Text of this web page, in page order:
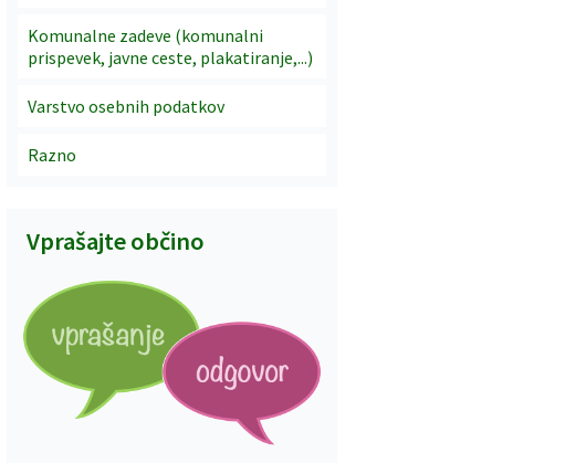
Komunalne zadeve (komunalni
prispevek, javne ceste, plakatiranje,...)
Varstvo osebnih podatkov
Razno
Vprašajte občino